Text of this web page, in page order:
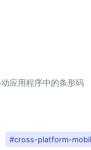
应用程序中的条形码
#cross-platform-